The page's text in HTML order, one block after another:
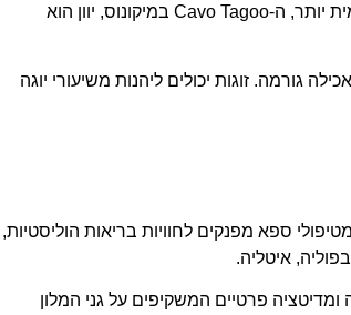
להירגע בגני המלון היפים, או להתפנק בארוחת ערב רומנטית על מרפסתם הפרטית המשקיפה על הים. עבור זוגות המחפשים חווית חתונת נופש נסתרת ואינטימית יותר, ה-Cavo Tagoo במיקונוס, יוון הוא
גורמה. זוגות יכולים ליהנות משיעורי יוגה
ספא מפנקים לחוויות בריאות הוליסטיות,
ומדיטציה פרטיים המשקיפים על גני המלון